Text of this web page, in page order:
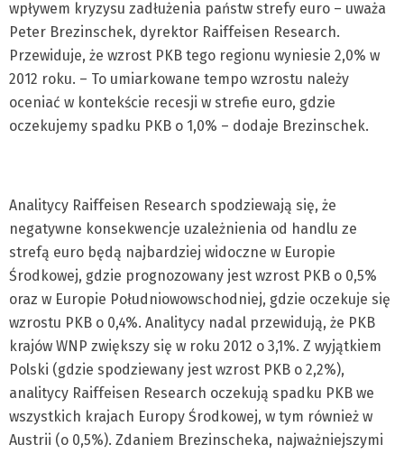
wpływem kryzysu zadłużenia państw strefy euro – uważa
Peter Brezinschek, dyrektor Raiffeisen Research.
Przewiduje, że wzrost PKB tego regionu wyniesie 2,0% w
2012 roku. – To umiarkowane tempo wzrostu należy
oceniać w kontekście recesji w strefie euro, gdzie
oczekujemy spadku PKB o 1,0% – dodaje Brezinschek.
Analitycy Raiffeisen Research spodziewają się, że
negatywne konsekwencje uzależnienia od handlu ze
strefą euro będą najbardziej widoczne w Europie
Środkowej, gdzie prognozowany jest wzrost PKB o 0,5%
oraz w Europie Południowowschodniej, gdzie oczekuje się
wzrostu PKB o 0,4%. Analitycy nadal przewidują, że PKB
krajów WNP zwiększy się w roku 2012 o 3,1%. Z wyjątkiem
Polski (gdzie spodziewany jest wzrost PKB o 2,2%),
analitycy Raiffeisen Research oczekują spadku PKB we
wszystkich krajach Europy Środkowej, w tym również w
Austrii (o 0,5%). Zdaniem Brezinscheka, najważniejszymi